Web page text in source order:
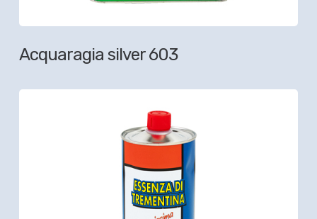
Acquaragia silver 603